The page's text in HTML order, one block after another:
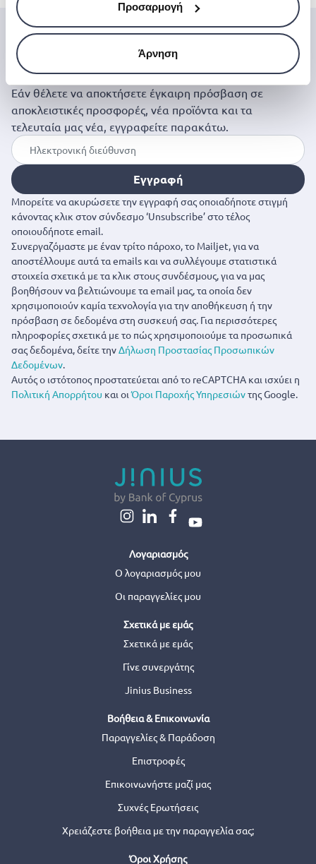
Προσαρμογή
Άρνηση
Μπες στον κόσμο της
Jinius
Εάν θέλετε να αποκτήσετε έγκαιρη πρόσβαση σε
αποκλειστικές προσφορές, νέα προϊόντα και τα
τελευταία μας νέα, εγγραφείτε παρακάτω.
Εγγραφή
Μπορείτε να ακυρώσετε την εγγραφή σας οποιαδήποτε στιγμή
κάνοντας κλικ στον σύνδεσμο ‘Unsubscribe’ στο τέλος
οποιουδήποτε email.
Συνεργαζόμαστε με έναν τρίτο πάροχο, το Mailjet, για να
αποστέλλουμε αυτά τα emails και να συλλέγουμε στατιστικά
στοιχεία σχετικά με τα κλικ στους συνδέσμους, για να μας
βοηθήσουν να βελτιώνουμε τα email μας, τα οποία δεν
χρησιμοποιούν καμία τεχνολογία για την αποθήκευση ή την
πρόσβαση σε δεδομένα στη συσκευή σας. Για περισσότερες
πληροφορίες σχετικά με το πώς χρησιμοποιούμε τα προσωπικά
σας δεδομένα, δείτε τηνΔήλωση Προστασίας Προσωπικών
Δεδομένων.
Αυτός ο ιστότοπος προστατεύεται από το reCAPTCHA και ισχύει η
Πολιτική Απορρήτου και οιΌροι Παροχής Υπηρεσιώντης Google.
Λογαριασμός
Ο λογαριασμός μου
Οι παραγγελίες μου
Σχετικά με εμάς
Σχετικά με εμάς
Γίνε συνεργάτης
Jinius Business
Βοήθεια & Επικοινωνία
Παραγγελίες & Παράδοση
Επιστροφές
Επικοινωνήστε μαζί μας
Συχνές Ερωτήσεις
Χρειάζεστε βοήθεια με την παραγγελία σας;
Όροι Χρήσης